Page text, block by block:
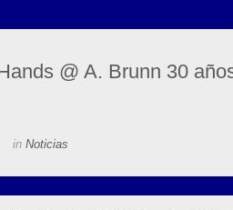
@ A. Brunn 30
in Noticias